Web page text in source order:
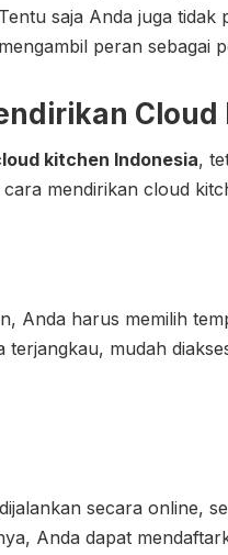
saja Anda juga
peran sebagai
Cloud
kitchen Indonesia,
mendirikan cloud
Anda harus memilih
mudah
secara online,
Anda dapat